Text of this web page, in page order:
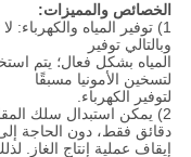
الخصائص والمميزات:
1) توفير المياه والكهرباء:
وبالتالي توفير
المياه بشكل فعال؛ يتم
لتسخين الأمونيا مسبقًا
لتوفير الكهرباء.
2) يمكن استبدال سلك
دقائق فقط، دون الحاجة
إيقاف عملية إنتاج الغاز.